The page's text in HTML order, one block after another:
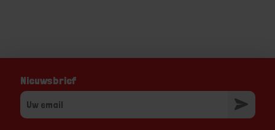
Nieuwsbrief